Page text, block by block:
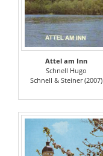
Attel am Inn
Schnell Hugo
Schnell & Steiner (2007)